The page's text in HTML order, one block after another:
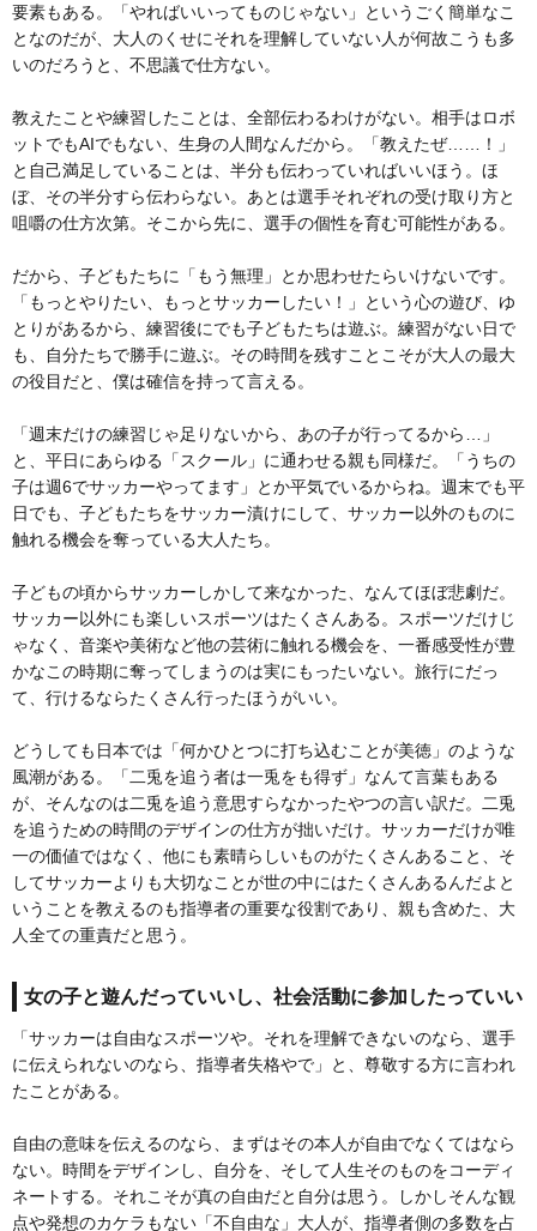
要素もある。「やればいいってものじゃない」というごく簡単なこ
となのだが、大人のくせにそれを理解していない人が何故こうも多
いのだろうと、不思議で仕方ない。
教えたことや練習したことは、全部伝わるわけがない。相手はロボ
ットでもAIでもない、生身の人間なんだから。「教えたぜ……！」
と自己満足していることは、半分も伝わっていればいいほう。ほ
ぼ、その半分すら伝わらない。あとは選手それぞれの受け取り方と
咀嚼の仕方次第。そこから先に、選手の個性を育む可能性がある。
だから、子どもたちに「もう無理」とか思わせたらいけないです。
「もっとやりたい、もっとサッカーしたい！」という心の遊び、ゆ
とりがあるから、練習後にでも子どもたちは遊ぶ。練習がない日で
も、自分たちで勝手に遊ぶ。その時間を残すことこそが大人の最大
の役目だと、僕は確信を持って言える。
「週末だけの練習じゃ足りないから、あの子が行ってるから…」
と、平日にあらゆる「スクール」に通わせる親も同様だ。「うちの
子は週6でサッカーやってます」とか平気でいるからね。週末でも平
日でも、子どもたちをサッカー漬けにして、サッカー以外のものに
触れる機会を奪っている大人たち。
子どもの頃からサッカーしかして来なかった、なんてほぼ悲劇だ。
サッカー以外にも楽しいスポーツはたくさんある。スポーツだけじ
ゃなく、音楽や美術など他の芸術に触れる機会を、一番感受性が豊
かなこの時期に奪ってしまうのは実にもったいない。旅行にだっ
て、行けるならたくさん行ったほうがいい。
どうしても日本では「何かひとつに打ち込むことが美徳」のような
風潮がある。「二兎を追う者は一兎をも得ず」なんて言葉もある
が、そんなのは二兎を追う意思すらなかったやつの言い訳だ。二兎
を追うための時間のデザインの仕方が拙いだけ。サッカーだけが唯
一の価値ではなく、他にも素晴らしいものがたくさんあること、そ
してサッカーよりも大切なことが世の中にはたくさんあるんだよと
いうことを教えるのも指導者の重要な役割であり、親も含めた、大
人全ての重責だと思う。
女の子と遊んだっていいし、社会活動に参加したっていい
「サッカーは自由なスポーツや。それを理解できないのなら、選手
に伝えられないのなら、指導者失格やで」と、尊敬する方に言われ
たことがある。
自由の意味を伝えるのなら、まずはその本人が自由でなくてはなら
ない。時間をデザインし、自分を、そして人生そのものをコーディ
ネートする。それこそが真の自由だと自分は思う。しかしそんな観
点や発想のカケラもない「不自由な」大人が、指導者側の多数を占